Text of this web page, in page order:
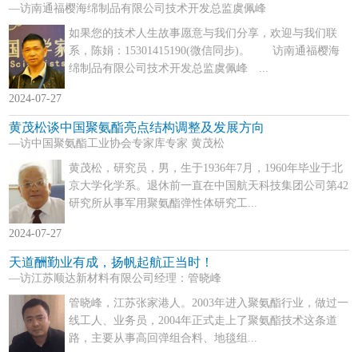
—访南通福樱海绵制品有限公司技术开发总监虞佩峰
如果您的技术人生故事愿意与我们分享，欢迎与我们联
系，陈娟：15301415190(微信同步)。 访南通福樱海
绵制品有限公司技术开发总监虞佩峰 ...
2024-07-27
黄茂松谈中国聚氨酯亮点结构调整及发展方向
—访中国聚氨酯工业协会专家库专家 黄茂松
黄茂松，研究员，男，生于1936年7月，1960年毕业于北
京大学化学系。退休前一直在中国航天科技集团公司第42
研究所从事军用聚氨酯弹性体研究工...
2024-07-27
天道酬勤业有成，扬帆起航正当时！
—访江苏顺达新材料有限公司经理：管晓峰
管晓峰，江苏张家港人。2003年进入聚氨酯行业，做过一
线工人、业务员，2004年正式走上了聚氨酯技术这条道
路，主要从事高回弹组合料、地毯组...